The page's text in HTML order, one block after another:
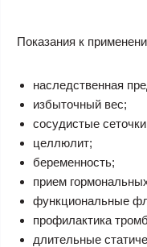
Показания к
наследственная
избыточный вес;
сосудистые
целлюлит;
беременность;
прием
функциональные
профилактика
длительные